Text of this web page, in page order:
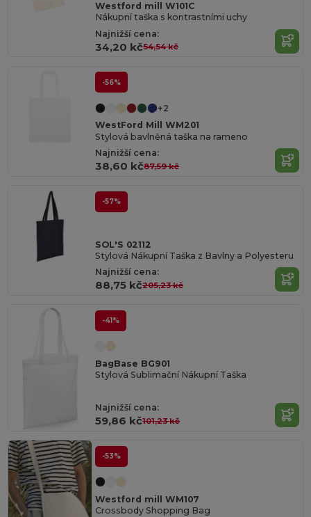
Westford mill W101C
Nákupní taška s kontrastními uchy
Najnižší cena:
34,20 kč54,54 kč
-56%
+2
WestFord Mill WM201
Stylová bavlněná taška na rameno
Najnižší cena:
38,60 kč87,59 kč
-57%
SOL'S 02112
Stylová Nákupní Taška z Bavlny a Polyesteru
Najnižší cena:
88,75 kč205,23 kč
-41%
BagBase BG901
Stylová Sublimační Nákupní Taška
Najnižší cena:
59,86 kč101,23 kč
-53%
Westford mill WM107
Crossbody Shopping Bag